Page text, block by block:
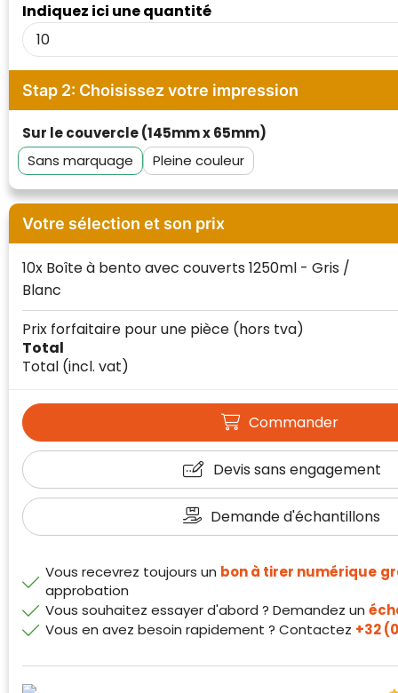
Indiquez ici une quantité
Stap 2: Choisissez votre impression
Sur le couvercle (145mm x 65mm)
Sans marquage
Pleine couleur
Votre sélection et son prix
10x Boîte à bento avec couverts 1250ml - Gris /
Blanc
Total
Total (incl. vat)
Prix forfaitaire pour une pièce (hors tva)
Commander
Devis sans engagement
Demande d'échantillons
Vous recevrez toujours un bon à tirer numérique
approbation
Vous souhaitez essayer d'abord ? Demandez un
Vous en avez besoin rapidement ? Contactez +32
Klantenbeoordelingen laten zien hoe een
website in het algemeen aan de behoeften
Trustindex werkt samen met 137
websitebezoekers toegang te geven tot
echte, geverifieerde beoordelingen op één
plaats.
Alleen beoordelingen die voldoen aan de
Trustindex meet voortdurend de
klanttevredenheid op basis van
beoordelingen. Minder dan 1% van de
ondervraagde klanten meldde een